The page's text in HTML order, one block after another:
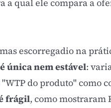
qual ele compara a
escorregadio na
única nem estável:
do produto" como
frágil, como mostraram